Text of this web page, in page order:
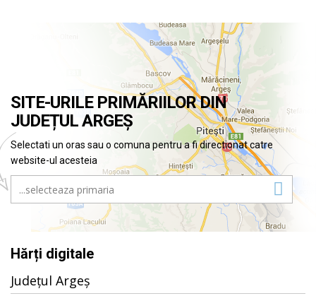
SITE-URILE PRIMĂRIILOR DIN
JUDEȚUL ARGEȘ
Selectati un oras sau o comuna pentru a fi directionat catre
website-ul acesteia
Hărți digitale
Județul Argeș